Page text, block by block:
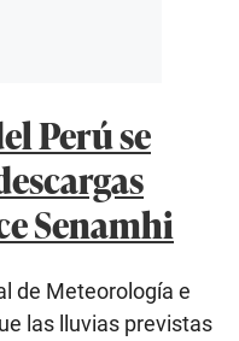
Perú se
Senamhi
de Meteorología e
las lluvias previstas